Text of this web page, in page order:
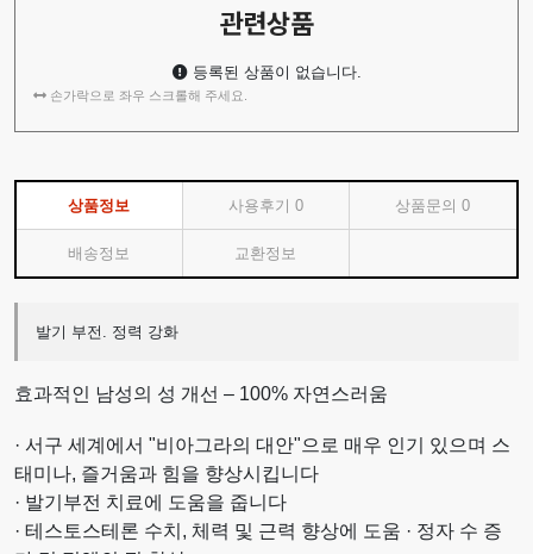
관련상품
등록된 상품이 없습니다.
손가락으로 좌우 스크롤해 주세요.
상품정보 사용후기 0 상품문의0
배송정보 교환정보
발기 부전. 정력 강화
효과적인 남성의 성 개선 – 100% 자연스러움
· 서구 세계에서 "비아그라의 대안"으로 매우 인기 있으며 스
태미나, 즐거움과 힘을 향상시킵니다
· 발기부전 치료에 도움을 줍니다
· 테스토스테론 수치, 체력 및 근력 향상에 도움 · 정자 수 증